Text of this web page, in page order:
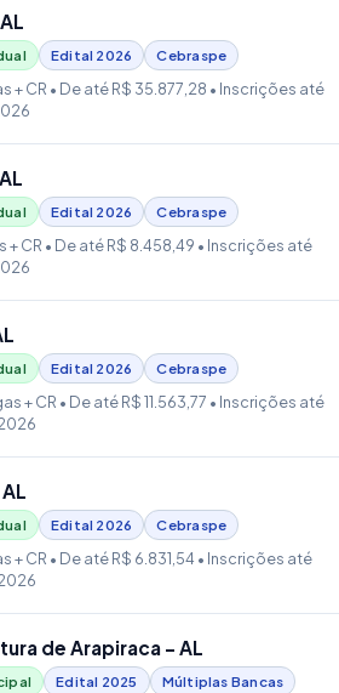
Edital 2026 Cebraspe
+ CR • De até R$ 35.877,28 • Inscrições até
Edital 2026 Cebraspe
+ CR • De até R$ 8.458,49 • Inscrições até
Edital 2026 Cebraspe
+ CR • De até R$ 11.563,77 • Inscrições até
Edital 2026 Cebraspe
+ CR • De até R$ 6.831,54 • Inscrições até
de Arapiraca - AL
Edital 2025 Múltiplas Bancas